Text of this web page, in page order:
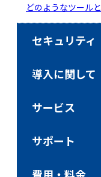
どのようなツール
セキュリティ
導入に関して
サービス
サポート